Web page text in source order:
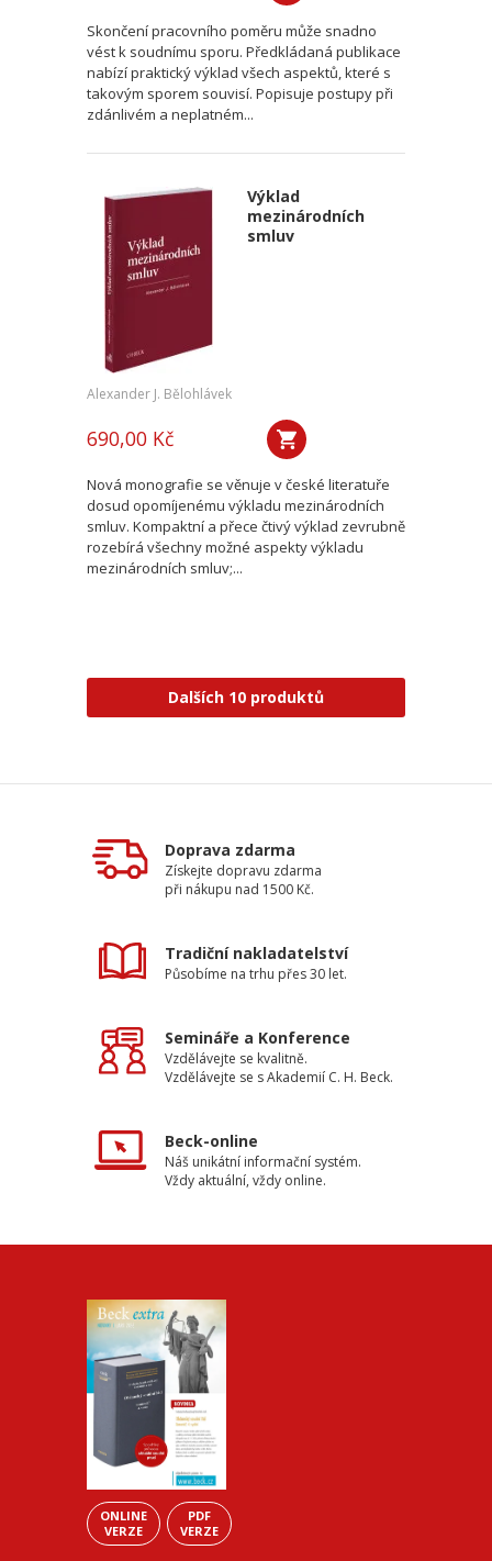
Skončení pracovního poměru může snadno
vést k soudnímu sporu. Předkládaná publikace
nabízí praktický výklad všech aspektů, které s
takovým sporem souvisí. Popisuje postupy při
zdánlivém a neplatném...
Výklad
mezinárodních
smluv
Alexander J. Bělohlávek
690,00 Kč
Nová monografie se věnuje v české literatuře
dosud opomíjenému výkladu mezinárodních
smluv. Kompaktní a přece čtivý výklad zevrubně
rozebírá všechny možné aspekty výkladu
mezinárodních smluv;...
Dalších 10 produktů
Doprava zdarma
Získejte dopravu zdarma
při nákupu nad 1500 Kč.
Tradiční nakladatelství
Působíme na trhu přes 30 let.
Semináře a Konference
Vzdělávejte se kvalitně.
Vzdělávejte se s Akademií C. H. Beck.
Beck-online
Náš unikátní informační systém.
Vždy aktuální, vždy online.
ONLINE
VERZE
PDF
VERZE